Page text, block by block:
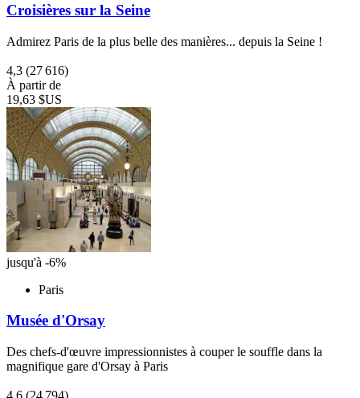
Croisières sur la Seine
Admirez Paris de la plus belle des manières... depuis la Seine !
4,3 (27 616)
À partir de
19,63 $US
jusqu'à -6%
Paris
Musée d'Orsay
Des chefs-d'œuvre impressionnistes à couper le souffle dans la
magnifique gare d'Orsay à Paris
4,6 (24 794)